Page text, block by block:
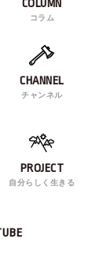
COLUMN
コラム
CHANNEL
チャンネル
PROJECT
自分らしく生きる